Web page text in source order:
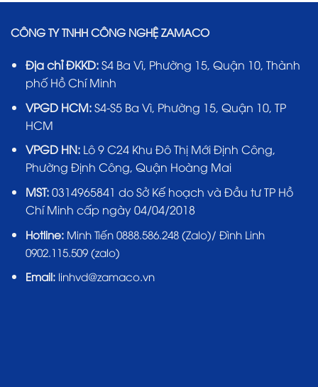
CÔNG TY TNHH CÔNG NGHỆ ZAMACO
Địa chỉ ĐKKD:S4 Ba Vì, Phường 15, Quận 10, Thành
phố Hồ Chí Minh
VPGD HCM:S4-S5 Ba Vì, Phường 15, Quận 10, TP
HCM
VPGD HN:Lô 9 C24 Khu Đô Thị Mới Định Công,
Phường Định Công, Quận Hoàng Mai
MST:0314965841 do Sở Kế hoạch và Đầu tư TP Hồ
Chí Minh cấp ngày 04/04/2018
Hotline: Minh Tiến 0888.586.248 (Zalo)/ Đình Linh
0902.115.509 (zalo)
Email:linhvd@zamaco.vn